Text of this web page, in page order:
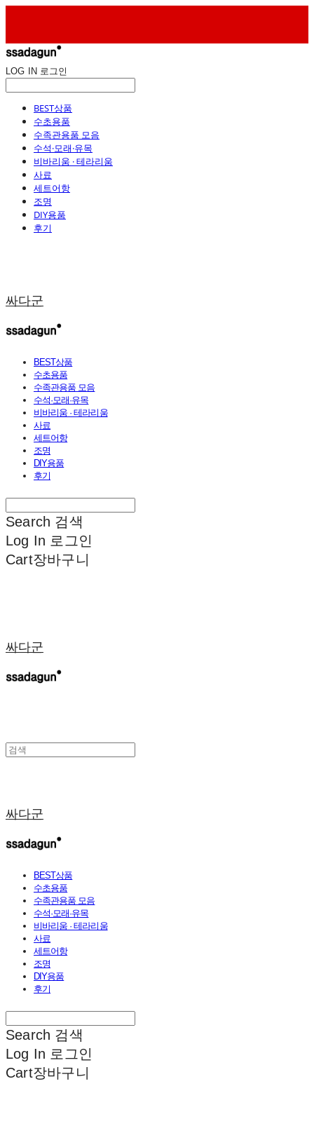
LOG IN 로그인
BEST상품
수초용품
수족관용품 모음
수석·모래·유목
비바리움 · 테라리움
사료
세트어항
조명
DIY용품
후기
싸다군
BEST상품
수초용품
수족관용품 모음
수석·모래·유목
비바리움 · 테라리움
사료
세트어항
조명
DIY용품
후기
Search 검색
Log In 로그인
Cart장바구니
싸다군
싸다군
BEST상품
수초용품
수족관용품 모음
수석·모래·유목
비바리움 · 테라리움
사료
세트어항
조명
DIY용품
후기
Search 검색
Log In 로그인
Cart장바구니